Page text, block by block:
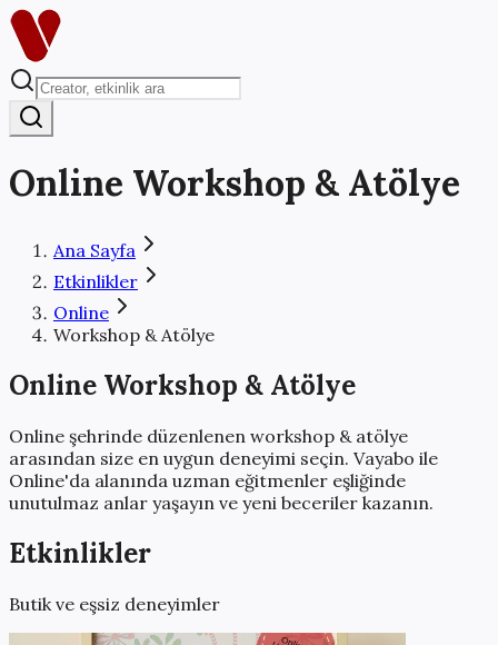
Online Workshop & Atölye
Ana Sayfa
Etkinlikler
Online
Workshop & Atölye
Online Workshop & Atölye
Online şehrinde düzenlenen workshop & atölye
arasından size en uygun deneyimi seçin. Vayabo ile
Online'da alanında uzman eğitmenler eşliğinde
unutulmaz anlar yaşayın ve yeni beceriler kazanın.
Etkinlikler
Butik ve eşsiz deneyimler